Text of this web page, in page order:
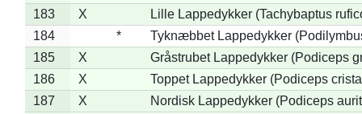
183
X
Lille Lappedykker (Tachybaptus
184
*
Tyknæbbet Lappedykker
185
X
Gråstrubet Lappedykker (Podiceps
186
X
Toppet Lappedykker (Podiceps
187
X
Nordisk Lappedykker (Podiceps